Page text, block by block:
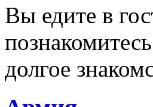
Вы едите в
долгое